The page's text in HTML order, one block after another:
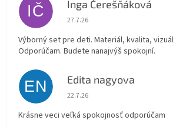
IČ Inga Čerešňáková
Hodnotenie obchodu je 5 z 5
27.7.26
Výborný set pre deti. Materiál, kvalita,
Odporúčam. Budete nanajvýš spokojní.
EN Edita nagyova
Hodnotenie obchodu je 5 z 5
22.7.26
Krásne veci veľká spokojnosť odporúčam